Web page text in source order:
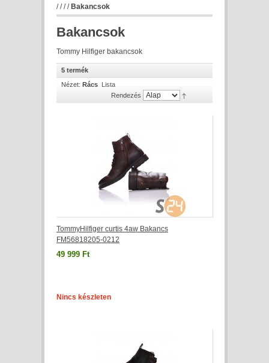
//// Bakancsok
Bakancsok
Tommy Hilfiger bakancsok
5 termék
Nézet: Rács Lista
Rendezés
TommyHilfiger curtis 4aw Bakancs
FM56818205-0212
49 999 Ft
Nincs készleten